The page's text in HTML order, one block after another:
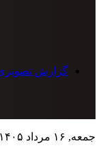
گزارش
جمعه, ۱۶ مرداد ۱۴۰۵